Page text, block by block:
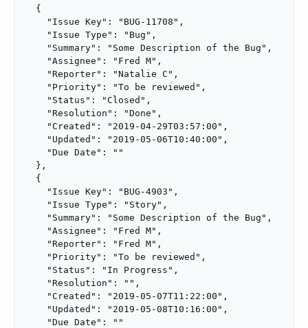
  {
    "Issue Key": "BUG-11708",
    "Issue Type": "Bug",
    "Summary": "Some Description of the Bug",
    "Assignee": "Fred M",
    "Reporter": "Natalie C",
    "Priority": "To be reviewed",
    "Status": "Closed",
    "Resolution": "Done",
    "Created": "2019-04-29T03:57:00",
    "Updated": "2019-05-06T10:40:00",
    "Due Date": ""
  },
  {
    "Issue Key": "BUG-4903",
    "Issue Type": "Story",
    "Summary": "Some Description of the Bug",
    "Assignee": "Fred M",
    "Reporter": "Fred M",
    "Priority": "To be reviewed",
    "Status": "In Progress",
    "Resolution": "",
    "Created": "2019-05-07T11:22:00",
    "Updated": "2019-05-08T10:16:00",
    "Due Date": ""